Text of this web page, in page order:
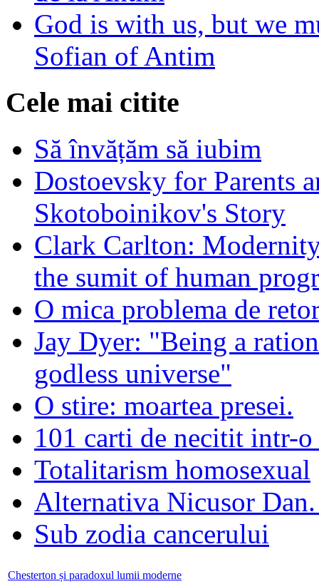
God is with us, but we
Sofian of Antim
Cele mai citite
Să învățăm să iubim
Dostoevsky for Parents
Skotoboinikov's Story
Clark Carlton:
the sumit of human
O mica problema de
Jay Dyer: "Being a
godless universe"
O stire: moartea presei.
101 carti de necitit intr-
Totalitarism homosexual
Alternativa Nicusor
Sub zodia cancerului
Chesterton și paradoxul lumii moderne